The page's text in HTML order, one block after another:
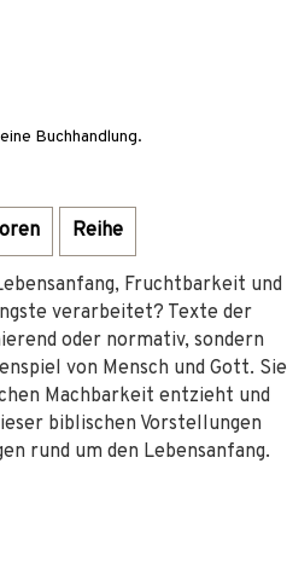
Buchhandlung.
Reihe
Fruchtbarkeit und
verarbeitet? Texte der
oder normativ, sondern
von Mensch und Gott. Sie
Machbarkeit entzieht und
biblischen Vorstellungen
rund um den Lebensanfang.